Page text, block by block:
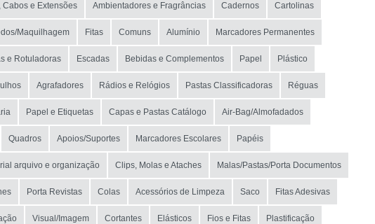
Cabos e Extensões Ambientadores e Fragrâncias Cadernos Cartolinas
Maquilhagem Fitas Comuns Alumínio Marcadores Permanentes
e Rotuladoras Escadas Bebidas e Complementos Papel Plástico
Agrafadores Rádios e Relógios Pastas Classificadoras Réguas
Papel e Etiquetas Capas e Pastas Catálogo Air-Bag/Almofadados
Quadros Apoios/Suportes Marcadores Escolares Papéis
arquivo e organização Clips, Molas e Ataches Malas/Pastas/Porta Documentos
Porta Revistas Colas Acessórios de Limpeza Saco Fitas Adesivas
Visual/Imagem Cortantes Elásticos Fios e Fitas Plastificação